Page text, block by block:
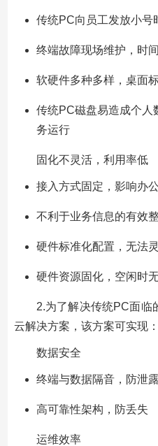
传统PC向员工发放小号
终端故障现场维护，时
软硬件多种多样，桌面
传统PC磁盘易造成个人
务运行
固化不灵活，利用率低
接入方式固定，影响办公
不利于业务信息的有效
硬件标准化配置，无法灵
硬件资源固化，空闲时
2.为了解决传统PC面临
云解决方案，该方案可实现：
数据安全
终端与数据隔音，防泄露
高可靠性架构，防丢失
运维效率